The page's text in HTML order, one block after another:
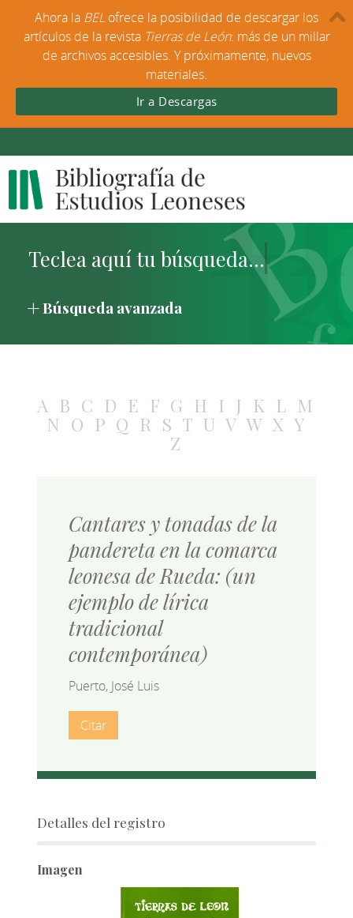
Búsqueda avanzada
A B C D E F G H I J K L M
N O P Q R S T U V W X Y
Z
Cantares y tonadas de la
pandereta en la comarca
leonesa de Rueda: (un
ejemplo de lírica
tradicional
contemporánea)
Puerto, José Luis
Citar
Detalles del registro
Imagen
Ahora la BEL ofrece la posibilidad de descargar los
artículos de la revista Tierras de León: más de un millar
de archivos accesibles. Y próximamente, nuevos
materiales.
Ir a Descargas